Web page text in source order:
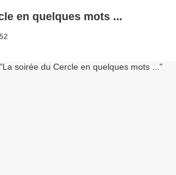
en quelques mots ...